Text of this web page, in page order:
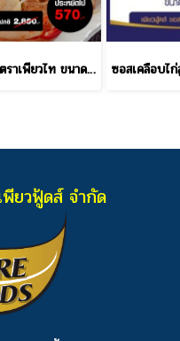
น้ำยำสำเร็จรูป ตราเพียวไท ขนาด 850 กรัม ราคาส่ง
ยวฟู้ดส์ จำกัด